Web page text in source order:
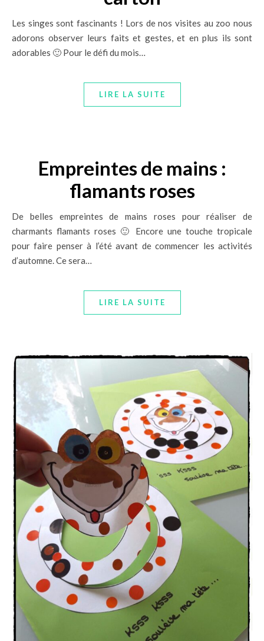
Les singes sont fascinants ! Lors de nos visites au zoo nous
adorons observer leurs faits et gestes, et en plus ils sont
adorables 🙂 Pour le défi du mois…
LIRE LA SUITE
Empreintes de mains :
flamants roses
De belles empreintes de mains roses pour réaliser de
charmants flamants roses 🙂 Encore une touche tropicale
pour faire penser à l’été avant de commencer les activités
d’automne. Ce sera…
LIRE LA SUITE